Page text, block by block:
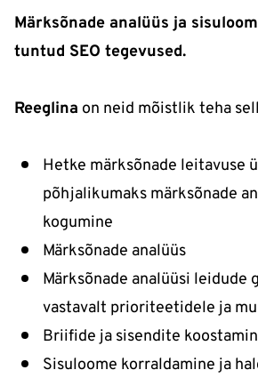
Märksõnade analüüs ja
tuntud SEO tegevused.
Reeglina on neid mõistlik teha
Hetke märksõnade leitavuse
põhjalikumaks märksõnade
kogumine
Märksõnade analüüs
Märksõnade analüüsi leidude
vastavalt prioriteetidele ja
Briifide ja sisendite
Sisuloome korraldamine ja